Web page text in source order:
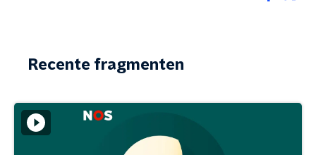
Recente fragmenten